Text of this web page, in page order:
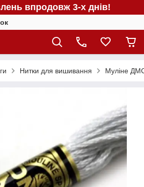
впродовж 3-х днів!
Нитки для вишивання Муліне